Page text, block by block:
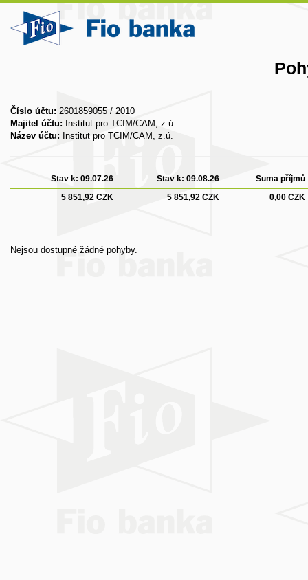
Číslo účtu: 2601859055 / 2010
Majitel účtu: Institut pro TCIM/CAM, z.ú.
Název účtu: Institut pro TCIM/CAM, z.ú.
Stav k: 09.07.26 Stav k: 09.08.26
Suma příjmů
5 851,92 CZK
5 851,92 CZK 0,00 CZK
Nejsou dostupné žádné pohyby.